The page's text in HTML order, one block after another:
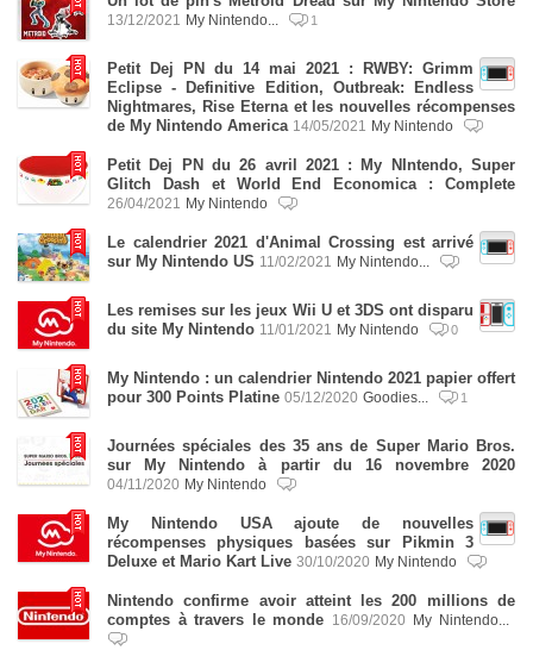
13/12/2021 My Nintendo... 1
Petit Dej PN du 14 mai 2021 : RWBY: Grimm
Eclipse - Definitive Edition, Outbreak: Endless
Nightmares, Rise Eterna et les nouvelles récompenses
de My Nintendo America 14/05/2021 My Nintendo
Petit Dej PN du 26 avril 2021 : My NIntendo, Super
Glitch Dash et World End Economica : Complete
26/04/2021 My Nintendo
Le calendrier 2021 d'Animal Crossing est arrivé
sur My Nintendo US 11/02/2021 My Nintendo...
Les remises sur les jeux Wii U et 3DS ont disparu
du site My Nintendo 11/01/2021 My Nintendo 0
My Nintendo : un calendrier Nintendo 2021 papier offert
pour 300 Points Platine 05/12/2020 Goodies... 1
Journées spéciales des 35 ans de Super Mario Bros.
sur My Nintendo à partir du 16 novembre 2020
04/11/2020 My Nintendo
My Nintendo USA ajoute de nouvelles
récompenses physiques basées sur Pikmin 3
Deluxe et Mario Kart Live 30/10/2020 My Nintendo
Nintendo confirme avoir atteint les 200 millions de
comptes à travers le monde
16/09/2020 My Nintendo...